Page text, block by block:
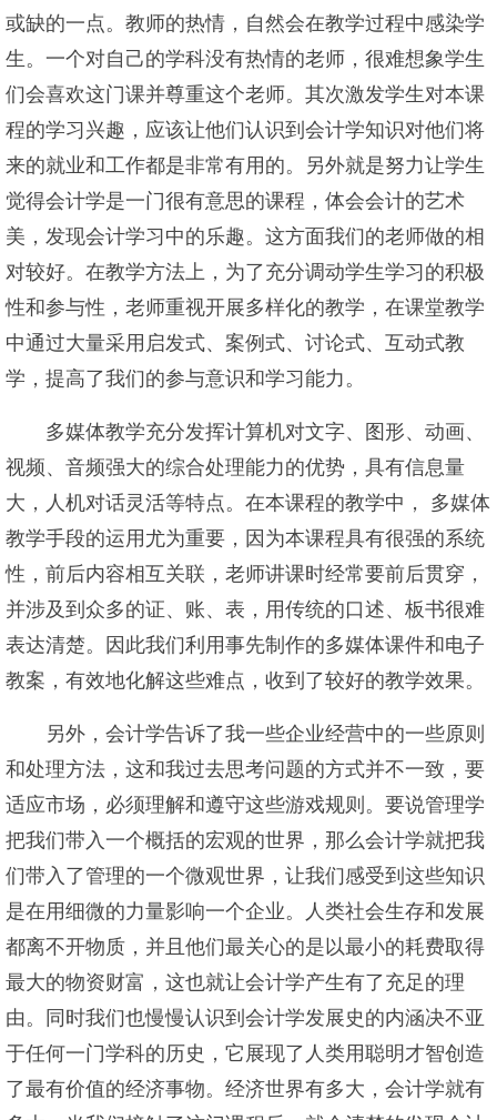
或缺的一点。教师的热情，自然会在教学过程中感染学
生。一个对自己的学科没有热情的老师，很难想象学生
们会喜欢这门课并尊重这个老师。其次激发学生对本课
程的学习兴趣，应该让他们认识到会计学知识对他们将
来的就业和工作都是非常有用的。另外就是努力让学生
觉得会计学是一门很有意思的课程，体会会计的艺术
美，发现会计学习中的乐趣。这方面我们的老师做的相
对较好。在教学方法上，为了充分调动学生学习的积极
性和参与性，老师重视开展多样化的教学，在课堂教学
中通过大量采用启发式、案例式、讨论式、互动式教
学，提高了我们的参与意识和学习能力。
多媒体教学充分发挥计算机对文字、图形、动画、
视频、音频强大的综合处理能力的优势，具有信息量
大，人机对话灵活等特点。在本课程的教学中， 多媒体
教学手段的运用尤为重要，因为本课程具有很强的系统
性，前后内容相互关联，老师讲课时经常要前后贯穿，
并涉及到众多的证、账、表，用传统的口述、板书很难
表达清楚。因此我们利用事先制作的多媒体课件和电子
教案，有效地化解这些难点，收到了较好的教学效果。
另外，会计学告诉了我一些企业经营中的一些原则
和处理方法，这和我过去思考问题的方式并不一致，要
适应市场，必须理解和遵守这些游戏规则。要说管理学
把我们带入一个概括的宏观的世界，那么会计学就把我
们带入了管理的一个微观世界，让我们感受到这些知识
是在用细微的力量影响一个企业。人类社会生存和发展
都离不开物质，并且他们最关心的是以最小的耗费取得
最大的物资财富，这也就让会计学产生有了充足的理
由。同时我们也慢慢认识到会计学发展史的内涵决不亚
于任何一门学科的历史，它展现了人类用聪明才智创造
了最有价值的经济事物。经济世界有多大，会计学就有